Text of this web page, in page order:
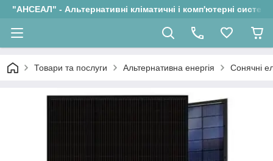
"АНСЕАЛ" - Альтернативні кліматичні і комп'ютерні системи
Товари та послуги Альтернативна енергія Сонячні